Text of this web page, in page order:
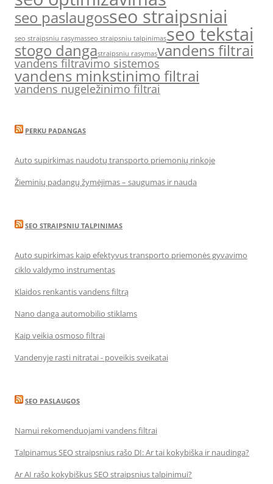
seo paslaugosseo straipsniai
seo straipsniu rasymasseo straipsniu talpinimasseo tekstai
stogo dangastraipsniu rasymasvandens filtrai
vandens filtravimo sistemos
vandens minkstinimo filtrai
vandens nugeležinimo filtrai
PERKU PADANGAS
Auto supirkimas naudotų transporto priemonių rinkoje
Žieminių padangų žymėjimas – saugumas ir nauda
SEO STRAIPSNIU TALPINIMAS
Auto supirkimas kaip efektyvus transporto priemonės gyvavimo
ciklo valdymo instrumentas
Klaidos renkantis vandens filtrą
Nano danga automobilio stiklams
Kaip veikia osmoso filtrai
Vandenyje rasti nitratai - poveikis sveikatai
SEO PASLAUGOS
Namui rekomenduojami vandens filtrai
Talpinamus SEO straipsnius rašo DI: Ar tai kokybiška ir naudinga?
Ar AI rašo kokybiškus SEO straipsnius talpinimui?